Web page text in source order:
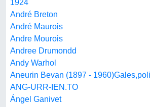
1924
André Breton
André Maurois
Andre Mourois
Andree Drumondd
Andy Warhol
Aneurin Bevan (1897 -
ANG-URR-IEN.TO
Ángel Ganivet